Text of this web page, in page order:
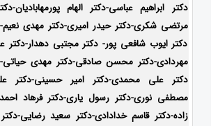
دکتر ابراهیم عباسی-دکتر الهام پورمهابادیان-
مرتضی شکری-دکتر حیدر امیری-دکتر مهدی
دکتر ایوب شافعی پور- دکتر مجتبی دهدار-دکتر
مهردادی-دکتر محسن صادقی-دکتر مهدی
دکتر علی محمدی-دکتر امیر حسینی-دکتر
مصطفی نوری-دکتر رسول یاری-دکتر فرهاد
زاده-دکتر قاسم خدادادی-دکتر سعید رضایی-